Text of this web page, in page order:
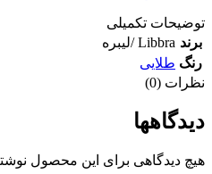
توضیحات تکمیلی
برند Libbra /لیبره
رنگ طلایی
نظرات (0)
دیدگاهها
هیچ دیدگاهی برای این محصول